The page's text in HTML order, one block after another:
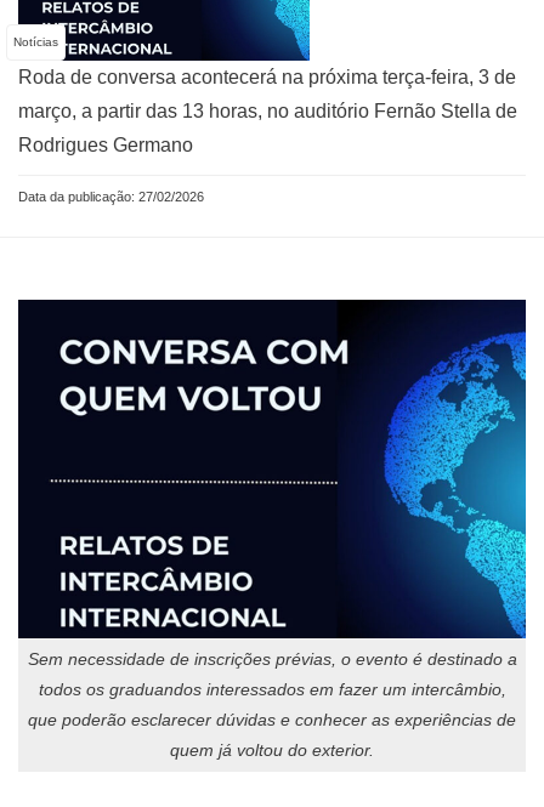
Notícias
Roda de conversa acontecerá na próxima terça-feira, 3 de
março, a partir das 13 horas, no auditório Fernão Stella de
Rodrigues Germano
Data da publicação: 27/02/2026
Sem necessidade de inscrições prévias, o evento é destinado a
todos os graduandos interessados em fazer um intercâmbio,
que poderão esclarecer dúvidas e conhecer as experiências de
quem já voltou do exterior.